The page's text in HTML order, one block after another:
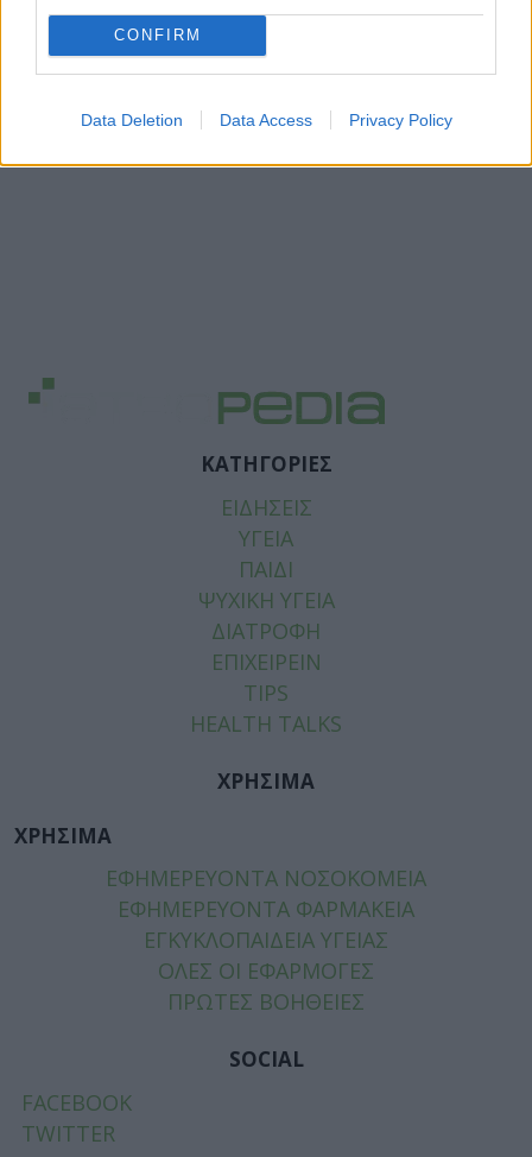
CONFIRM
Data Deletion Data Access Privacy Policy
ΚΑΤΗΓΟΡΙΕΣ
ΕΙΔΗΣΕΙΣ
ΥΓΕΙΑ
ΠΑΙΔΙ
ΨΥΧΙΚΗ ΥΓΕΙΑ
ΔΙΑΤΡΟΦΗ
ΕΠΙΧΕΙΡΕΙΝ
TIPS
HEALTH TALKS
ΧΡΗΣΙΜΑ
ΧΡΗΣΙΜΑ
ΕΦΗΜΕΡΕΥΟΝΤΑ ΝΟΣΟΚΟΜΕΙΑ
ΕΦΗΜΕΡΕΥΟΝΤΑ ΦΑΡΜΑΚΕΙΑ
ΕΓΚΥΚΛΟΠΑΙΔΕΙΑ ΥΓΕΙΑΣ
ΟΛΕΣ ΟΙ ΕΦΑΡΜΟΓΕΣ
ΠΡΩΤΕΣ ΒΟΗΘΕΙΕΣ
SOCIAL
FACEBOOK
TWITTER